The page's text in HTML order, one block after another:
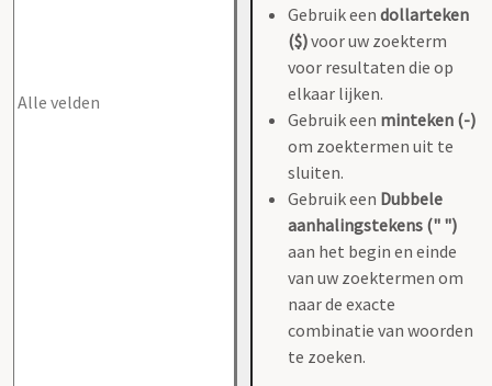
Gebruik een dollarteken
($)voor uw zoekterm
voor resultaten die op
elkaar lijken.
Gebruik een minteken (-)
om zoektermen uit te
sluiten.
Gebruik een Dubbele
aanhalingstekens (" ")
aan het begin en einde
van uw zoektermen om
naar de exacte
combinatie van woorden
te zoeken.